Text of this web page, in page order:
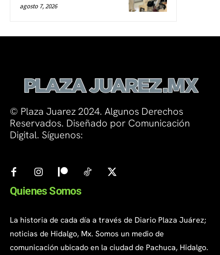
agosto 7, 2026
© Plaza Juarez 2024. Algunos Derechos
Reservados. Diseñado por Comunicación
Digital. Síguenos:
Quienes Somos
La historia de cada día a través de Diario Plaza Juárez;
noticias de Hidalgo, Mx. Somos un medio de
comunicación ubicado en la ciudad de Pachuca, Hidalgo.